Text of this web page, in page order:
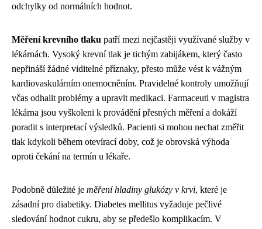
odchylky od normálních hodnot.
Měření krevního tlaku patří mezi nejčastěji využívané služby v
lékárnách. Vysoký krevní tlak je tichým zabijákem, který často
nepřináší žádné viditelné příznaky, přesto může vést k vážným
kardiovaskulárním onemocněním. Pravidelné kontroly umožňují
včas odhalit problémy a upravit medikaci. Farmaceuti v magistra
lékárna jsou vyškoleni k provádění přesných měření a dokáží
poradit s interpretací výsledků. Pacienti si mohou nechat změřit
tlak kdykoli během otevírací doby, což je obrovská výhoda
oproti čekání na termín u lékaře.
Podobně důležité je měření hladiny glukózy v krvi, které je
zásadní pro diabetiky. Diabetes mellitus vyžaduje pečlivé
sledování hodnot cukru, aby se předešlo komplikacím. V